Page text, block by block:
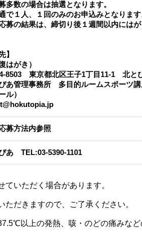
多数の場合は抽選となります。
で１人、１回のみのお申込みとなります
募の結果は、締切り後１週間以内には
】
はがき）
8503 東京都北区王子1丁目11-1 北と
あ管理事務所 多目的ルームスポーツ
ル）
募方法内参照
あ TEL:03-5390-1101
いただく場合があります。
だきますので、ご了承ください。
以上の発熱、咳・のどの痛みな